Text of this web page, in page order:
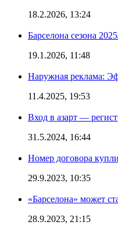
18.2.2026, 13:24
Барселона сезона
19.1.2026, 11:48
Наружная реклама:
11.4.2025, 19:53
Вход в азарт —
31.5.2024, 16:44
Номер договора
29.9.2023, 10:35
«Барселона» может
28.9.2023, 21:15